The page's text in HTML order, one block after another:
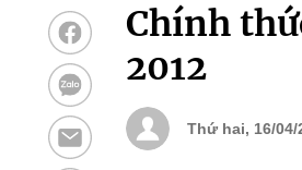
Chính
2012
Thứ hai, 16/04/